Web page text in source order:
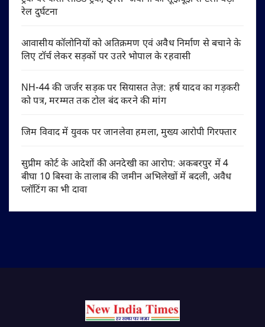
रेल दुर्घटना
आवासीय कॉलोनियों को अतिक्रमण एवं अवैध निर्माण से बचाने के
लिए टॉर्च लेकर सड़कों पर उतरे भोपाल के रहवासी
NH-44 की जर्जर सड़क पर सियासत तेज़: हर्ष यादव का गड़करी
को पत्र, मरम्मत तक टोल बंद करने की मांग
जिम विवाद में युवक पर जानलेवा हमला, मुख्य आरोपी गिरफ्तार
सुप्रीम कोर्ट के आदेशों की अनदेखी का आरोप: अकबरपुर में 4
बीघा 10 बिस्वा के तालाब की जमीन अभिलेखों में बदली, अवैध
प्लॉटिंग का भी दावा